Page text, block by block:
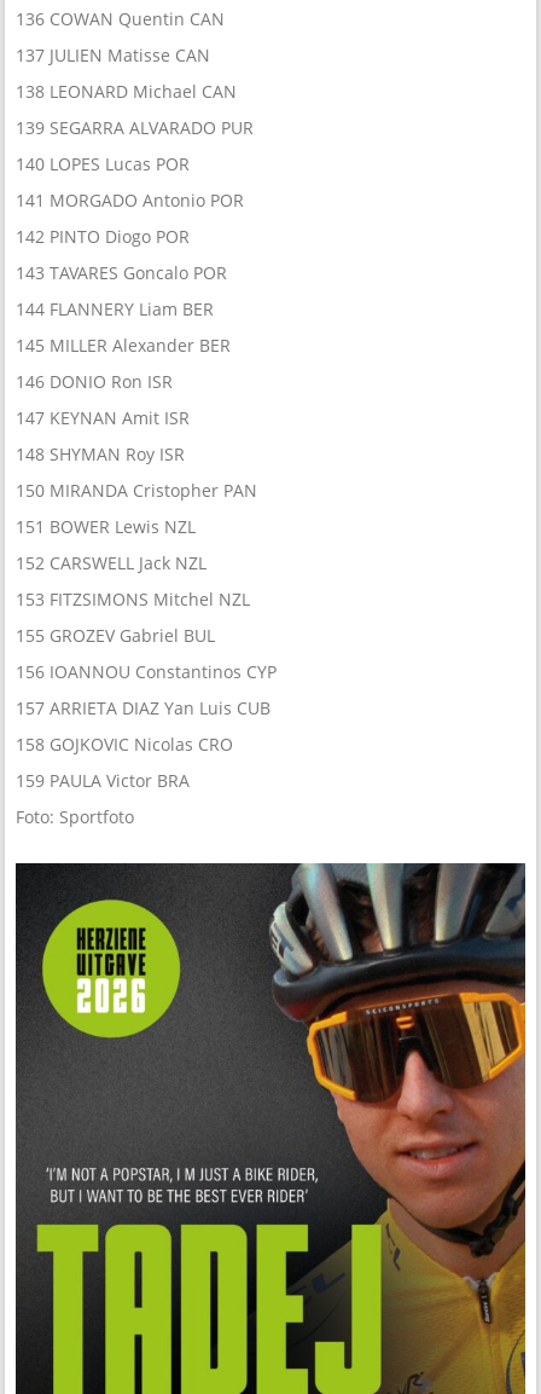
136 COWAN Quentin CAN
137 JULIEN Matisse CAN
138 LEONARD Michael CAN
139 SEGARRA ALVARADO PUR
140 LOPES Lucas POR
141 MORGADO Antonio POR
142 PINTO Diogo POR
143 TAVARES Goncalo POR
144 FLANNERY Liam BER
145 MILLER Alexander BER
146 DONIO Ron ISR
147 KEYNAN Amit ISR
148 SHYMAN Roy ISR
150 MIRANDA Cristopher PAN
151 BOWER Lewis NZL
152 CARSWELL Jack NZL
153 FITZSIMONS Mitchel NZL
155 GROZEV Gabriel BUL
156 IOANNOU Constantinos CYP
157 ARRIETA DIAZ Yan Luis CUB
158 GOJKOVIC Nicolas CRO
159 PAULA Victor BRA
Foto: Sportfoto